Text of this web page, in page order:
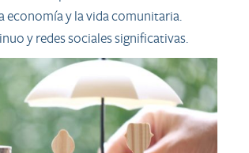
economía y la vida comunitaria.
y redes sociales significativas.